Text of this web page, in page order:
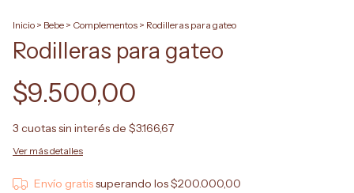
Inicio > Bebe > Complementos > Rodilleras para gateo
Rodilleras para gateo
$9.500,00
3 cuotas sin interés de $3.166,67
Ver más detalles
Envío gratissuperando los$200.000,00